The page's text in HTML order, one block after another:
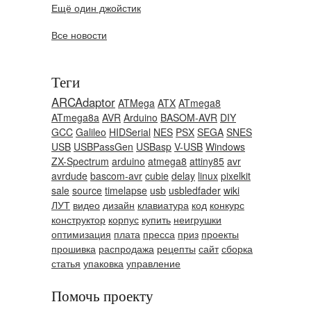
Ещё один джойстик
Все новости
Теги
ARCAdaptor ATMega ATX ATmega8
ATmega8a AVR Arduino BASOM-AVR DIY
GCC Galileo HIDSerial NES PSX SEGA SNES
USB USBPassGen USBasp V-USB Windows
ZX-Spectrum arduino atmega8 attiny85 avr
avrdude bascom-avr cubie delay linux pixelkit
sale source timelapse usb usbledfader wiki
ЛУТ видео дизайн клавиатура код конкурс
конструктор корпус купить неигрушки
оптимизация плата пресса приз проекты
прошивка распродажа рецепты сайт сборка
статья упаковка управление
Помочь проекту